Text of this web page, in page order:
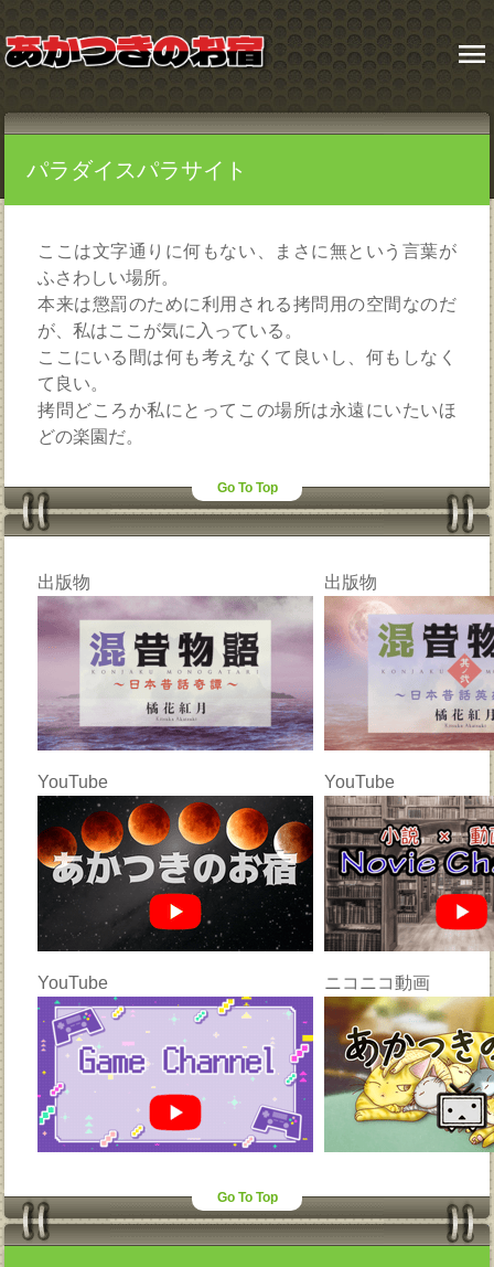
menu
パラダイスパラサイト
ここは文字通りに何もない、まさに無という言葉が
ふさわしい場所。
本来は懲罰のために利用される拷問用の空間なのだ
が、私はここが気に入っている。
ここにいる間は何も考えなくて良いし、何もしなく
て良い。
拷問どころか私にとってこの場所は永遠にいたいほ
どの楽園だ。
Go To Top
出版物 出版物
YouTube YouTube
YouTube ニコニコ動画
Go To Top